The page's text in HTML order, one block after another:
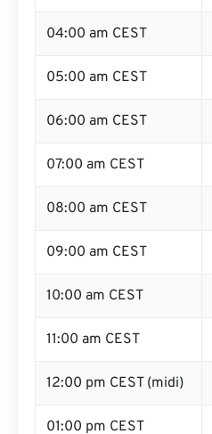
04:00 am CEST
05:00 am CEST
06:00 am CEST
07:00 am CEST
08:00 am CEST
09:00 am CEST
10:00 am CEST
11:00 am CEST
12:00 pm CEST (midi)
01:00 pm CEST